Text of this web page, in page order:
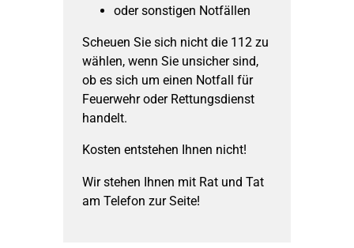
oder sonstigen Notfällen
Scheuen Sie sich nicht die 112 zu
wählen, wenn Sie unsicher sind,
ob es sich um einen Notfall für
Feuerwehr oder Rettungsdienst
handelt.
Kosten entstehen Ihnen nicht!
Wir stehen Ihnen mit Rat und Tat
am Telefon zur Seite!